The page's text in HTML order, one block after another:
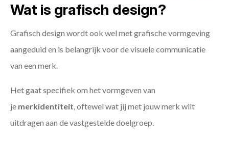
Wat is grafisch design?
Grafisch design wordt ook wel met grafische vormgeving
aangeduid en is belangrijk voor de visuele communicatie
van een merk.
Het gaat specifiek om het vormgeven van
je merkidentiteit , oftewel wat jij met jouw merk wilt
uitdragen aan de vastgestelde doelgroep.